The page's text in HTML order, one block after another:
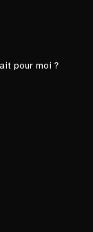
pour moi ?